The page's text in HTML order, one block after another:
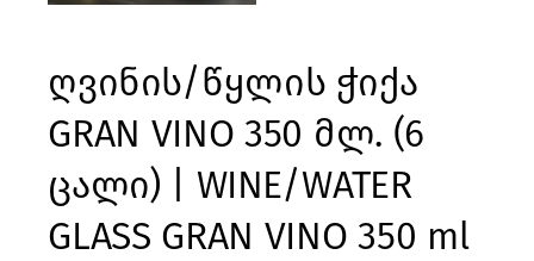
ღვინის/წყლის ჭიქა
GRAN VINO 350 მლ. (6
ცალი) | WINE/WATER
GLASS GRAN VINO 350 ml